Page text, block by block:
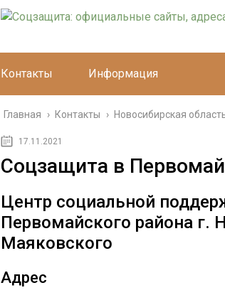
Контакты Информация
Главная › Контакты › Новосибирская
17.11.2021
Соцзащита в
Центр социальной
Первомайского района г.
Маяковского
Адрес